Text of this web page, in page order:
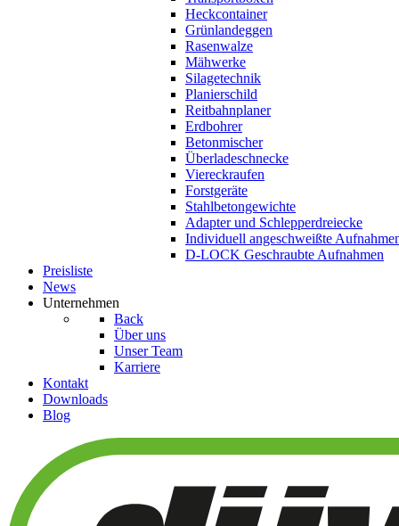
Heckcontainer
Grünlandeggen
Rasenwalze
Mähwerke
Silagetechnik
Planierschild
Reitbahnplaner
Erdbohrer
Betonmischer
Überladeschnecke
Viereckraufen
Forstgeräte
Stahlbetongewichte
Adapter und Schlepperdreiecke
Individuell angeschweißte
D-LOCK Geschraubte Aufnahmen
Preisliste
News
Unternehmen
Back
Über uns
Unser Team
Karriere
Kontakt
Downloads
Blog